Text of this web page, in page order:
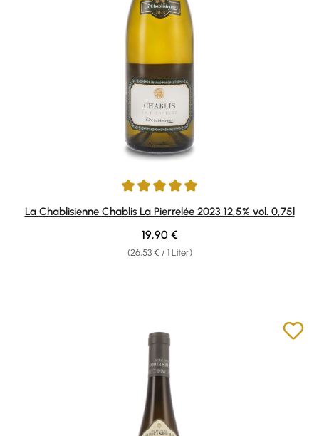
Durchschnittliche Bewertung von 5 von 5 Sternen
La Chablisienne Chablis La Pierrelée 2023 12,5% vol. 0,75l
(26,53 € / 1 Liter)
Regulärer Preis:
19,90 €